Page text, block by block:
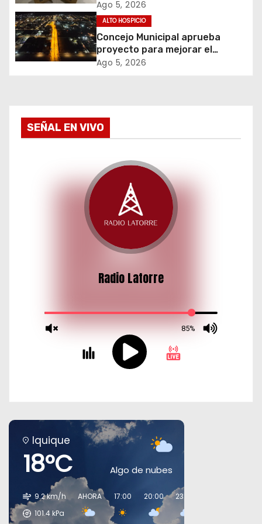
e
n
t
d
contrabando y permite
incautación de más de 3 mil
cajetillas
Ago 5, 2026
ALTO HOSPICIO
Concejo Municipal aprueba
proyecto para mejorar el
alumbrado público del sector El
Ago 5, 2026
SEÑAL EN VIVO
Iquique
18°C Algo de nubes
9.2 km/h
101.4kPa
AHORA 17:00 20:00 23:00